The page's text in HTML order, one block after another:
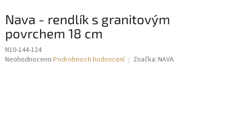
Nava - rendlík s granitovým
povrchem 18 cm
N10-144-124
Průměrné
Neohodnoceno Podrobnosti hodnocení Značka: NAVA